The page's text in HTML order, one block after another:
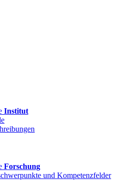
Institut
Forschung
und Kompetenzfelder